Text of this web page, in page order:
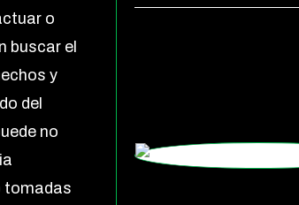
o
buscar el
y
del
no
tomadas